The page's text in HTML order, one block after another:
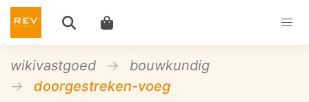
wikivastgoed
bouwkundig
doorgestreken-voeg